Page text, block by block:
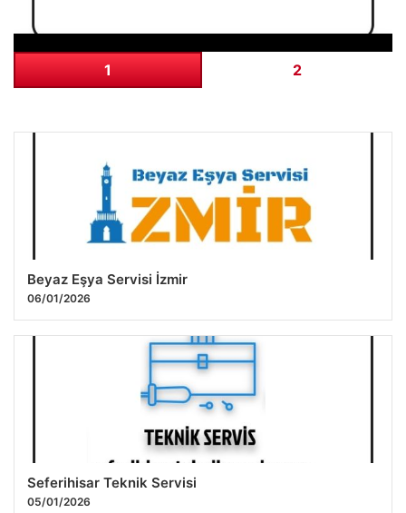
1 2
Beyaz Eşya Servisi İzmir
06/01/2026
Seferihisar Teknik Servisi
05/01/2026